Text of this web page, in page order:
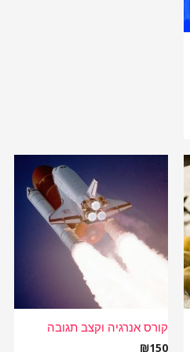
קורס אנרגיה וקצב תגובה
₪150